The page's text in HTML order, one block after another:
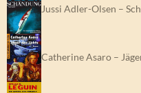
Jussi Adler-Olsen –
Catherine Asaro –